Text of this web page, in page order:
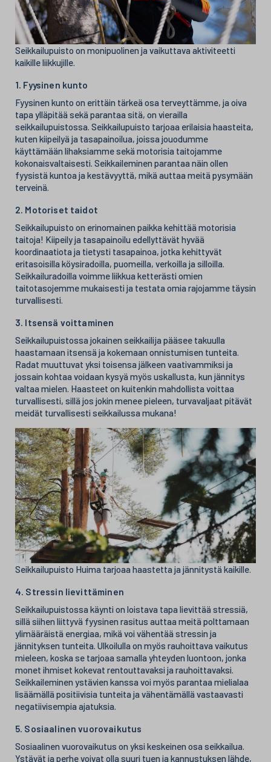
Seikkailupuisto on monipuolinen ja vaikuttava aktiviteetti
kaikille liikkujille.
1. Fyysinen kunto
Fyysinen kunto on erittäin tärkeä osa terveyttämme, ja oiva
tapa ylläpitää sekä parantaa sitä, on vierailla
seikkailupuistossa. Seikkailupuisto tarjoaa erilaisia haasteita,
kuten kiipeilyä ja tasapainoilua, joissa jouodumme
käyttämään lihaksiamme sekä motorisia taitojamme
kokonaisvaltaisesti. Seikkaileminen parantaa näin ollen
fyysistä kuntoa ja kestävyyttä, mikä auttaa meitä pysymään
terveinä.
2. Motoriset taidot
Seikkailupuisto on erinomainen paikka kehittää motorisia
taitoja! Kiipeily ja tasapainoilu edellyttävät hyvää
koordinaatiota ja tietysti tasapainoa, jotka kehittyvät
eritasoisilla köysiradoilla, puomeilla, verkoilla ja silloilla.
Seikkailuradoilla voimme liikkua ketterästi omien
taitotasojemme mukaisesti ja testata omia rajojamme täysin
turvallisesti.
3. Itsensä voittaminen
Seikkailupuistossa jokainen seikkailija pääsee takuulla
haastamaan itsensä ja kokemaan onnistumisen tunteita.
Radat muuttuvat yksi toisensa jälkeen vaativammiksi ja
jossain kohtaa voidaan kysyä myös uskallusta, kun jännitys
valtaa mielen. Haasteet on kuitenkin mahdollista voittaa
turvallisesti, sillä jos jokin menee pieleen, turvavaljaat pitävät
meidät turvallisesti seikkailussa mukana!
Seikkailupuisto Huima tarjoaa haastetta ja jännitystä kaikille.
4. Stressin lievittäminen
Seikkailupuistossa käynti on loistava tapa lievittää stressiä,
sillä siihen liittyvä fyysinen rasitus auttaa meitä polttamaan
ylimääräistä energiaa, mikä voi vähentää stressin ja
jännityksen tunteita. Ulkoilulla on myös rauhoittava vaikutus
mieleen, koska se tarjoaa samalla yhteyden luontoon, jonka
monet ihmiset kokevat rentouttavaksi ja rauhoittavaksi.
Seikkaileminen ystävien kanssa voi myös parantaa mielialaa
lisäämällä positiivisia tunteita ja vähentämällä vastaavasti
negatiivisempia ajatuksia.
5. Sosiaalinen vuorovaikutus
Sosiaalinen vuorovaikutus on yksi keskeinen osa seikkailua.
Ystävät ja perhe voivat olla suuri tuen ja kannustuksen lähde,